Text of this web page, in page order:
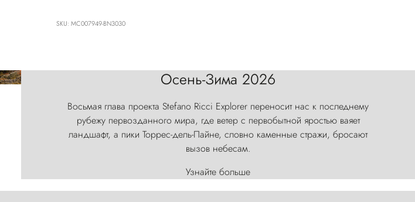
SKU: MC007949-BN3030
Осень-Зима 2026
Восьмая глава проекта Stefano Ricci Explorer переносит нас к последнему
рубежу первозданного мира, где ветер с первобытной яростью ваяет
ландшафт, а пики Торрес-дель-Пайне, словно каменные стражи, бросают
вызов небесам.
Узнайте больше